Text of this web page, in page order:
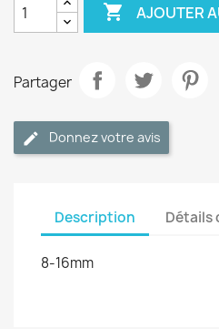
 AJOUTER
Partager
Donnez votre avis
Description Détails
8-16mm